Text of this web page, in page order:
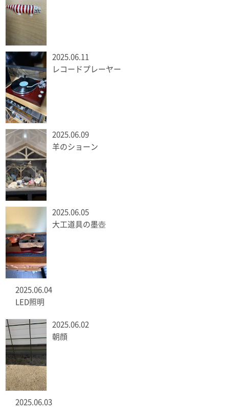
2025.06.11
レコードプレーヤー
2025.06.09
羊のショーン
2025.06.05
大工道具の墨壺
2025.06.04
LED照明
2025.06.02
朝顔
2025.06.03